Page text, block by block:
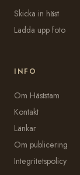
Skicka in häst
Ladda upp foto
INFO
Om Häststam
Kontakt
Länkar
Om publicering
Integritetspolicy